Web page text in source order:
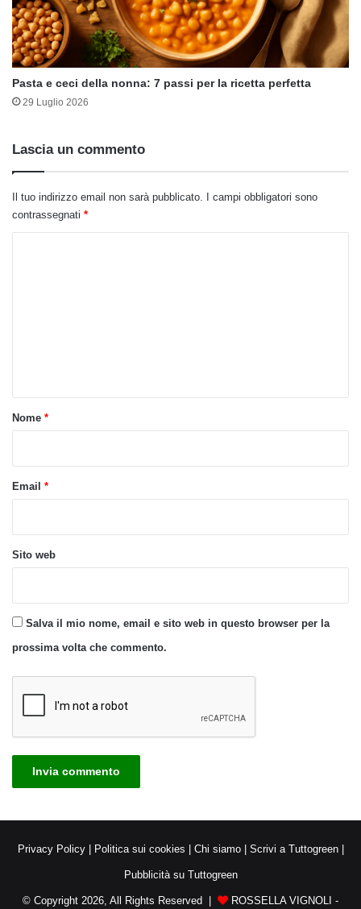
Pasta e ceci della nonna: 7 passi per la ricetta perfetta
29 Luglio 2026
Lascia un commento
Il tuo indirizzo email non sarà pubblicato.
I campi obbligatori sono
contrassegnati *
oNome *
Email *
Sito web
Salva il mio nome, email e sito web in questo browser per la
prossima volta che commento.
Privacy Policy| Politica sui cookies Chi siamo| Scrivi a Tuttogreen|
Pubblicità su Tuttogreen
© Copyright 2026, All Rights Reserved | ROSSELLA VIGNOLI -